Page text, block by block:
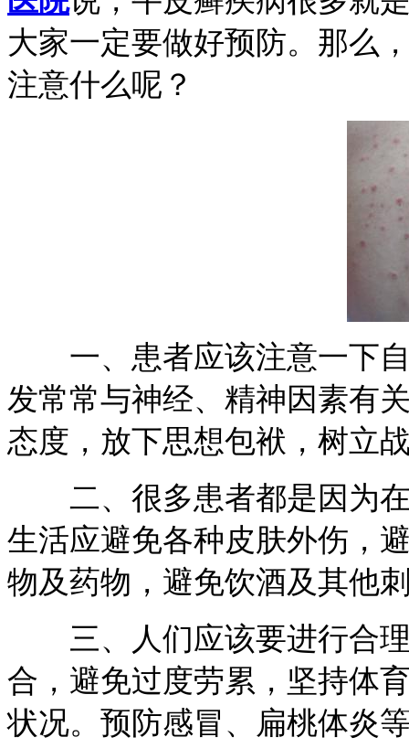
大家一定要做好预防。那么
注意什么呢？
一、患者应该注意一下自
发常常与神经、精神因素有
态度，放下思想包袱，树立
二、很多患者都是因为在
生活应避免各种皮肤外伤，
物及药物，避免饮酒及其他
三、人们应该要进行合理
合，避免过度劳累，坚持体
状况。预防感冒、扁桃体炎